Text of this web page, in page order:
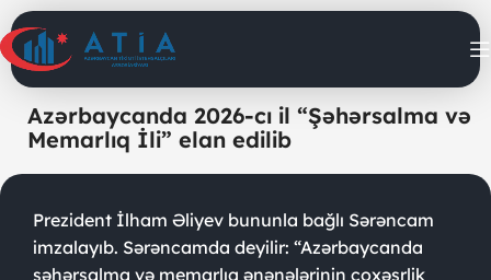
Azərbaycanda 2026-cı il “Şəhərsalma və
Memarlıq İli” elan edilib
Prezident İlham Əliyev bununla bağlı Sərəncam
imzalayıb. Sərəncamda deyilir: “Azərbaycanda
şəhərsalma və memarlıq ənənələrinin çoxəsrlik